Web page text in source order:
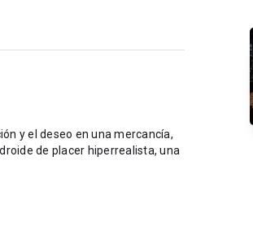
de placer hiperrealista, una